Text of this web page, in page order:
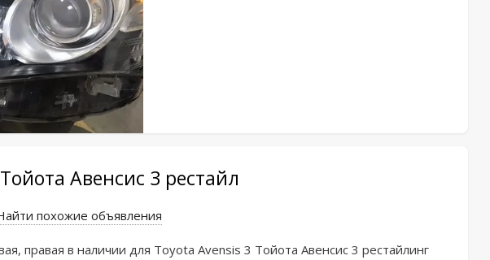
Авенсис 3 рестайл
похожие объявления
правая в наличии для Toyota Avensis 3 Тойота Авенсис 3 рестайлинг